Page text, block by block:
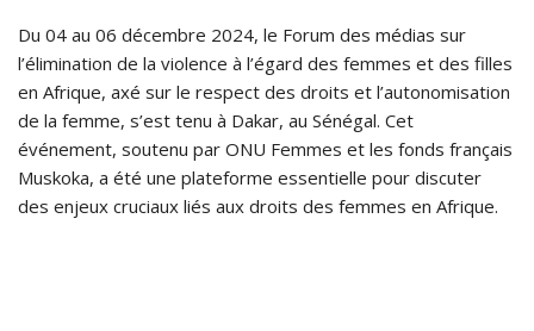
Du 04 au 06 décembre 2024, le Forum des médias sur
l’élimination de la violence à l’égard des femmes et des filles
en Afrique, axé sur le respect des droits et l’autonomisation
de la femme, s’est tenu à Dakar, au Sénégal. Cet
événement, soutenu par ONU Femmes et les fonds français
Muskoka, a été une plateforme essentielle pour discuter
des enjeux cruciaux liés aux droits des femmes en Afrique.